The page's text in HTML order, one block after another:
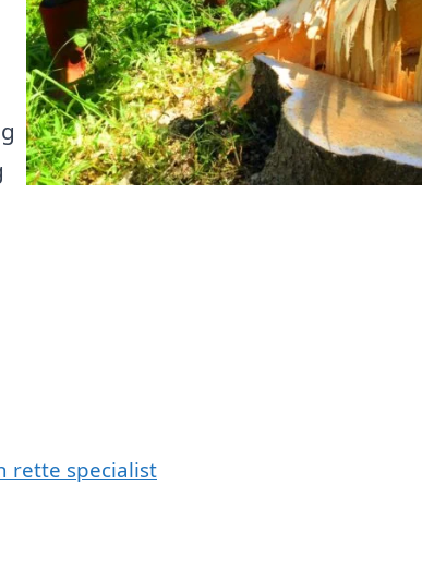
rette specialist